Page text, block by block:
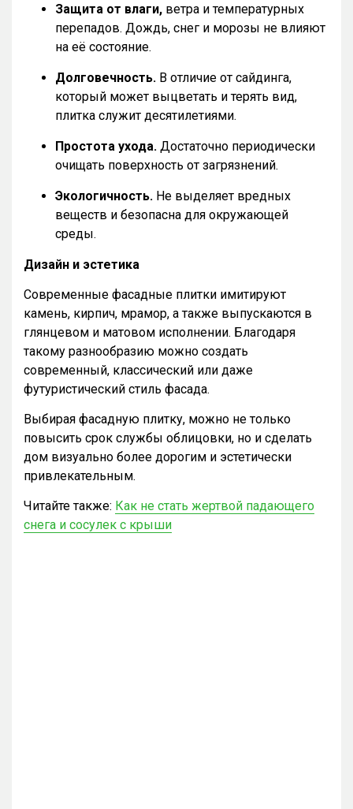
Защита от влаги, ветра и температурных
перепадов. Дождь, снег и морозы не влияют
на её состояние.
Долговечность. В отличие от сайдинга,
который может выцветать и терять вид,
плитка служит десятилетиями.
Простота ухода. Достаточно периодически
очищать поверхность от загрязнений.
Экологичность. Не выделяет вредных
веществ и безопасна для окружающей
среды.
Дизайн и эстетика
Современные фасадные плитки имитируют
камень, кирпич, мрамор, а также выпускаются в
глянцевом и матовом исполнении. Благодаря
такому разнообразию можно создать
современный, классический или даже
футуристический стиль фасада.
Выбирая фасадную плитку, можно не только
повысить срок службы облицовки, но и сделать
дом визуально более дорогим и эстетически
привлекательным.
Читайте также: Как не стать жертвой падающего
снега и сосулек с крыши